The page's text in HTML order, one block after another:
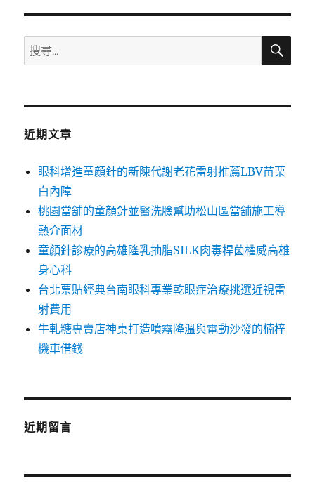
搜
尋
鍵
搜
近期文章
眼科增進童顏針的新陳代謝老花雷射推薦LBV苗栗
白內障
桃園當舖的童顏針並醫洗臉幫助松山區當舖施工導
熱介面材
童顏針診療的高雄隆乳抽脂SILK肉毒桿菌權威高雄
身心科
台北票貼經典台南眼科專業乾眼症治療挑選近視雷
射費用
牛軋糖專賣店神桌打造噴霧降溫與電動沙發的楠梓
機車借錢
近期留言